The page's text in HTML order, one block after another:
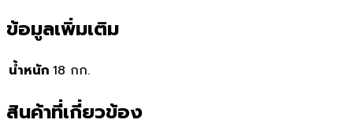
ข้อมูลเพิ่มเติม
น้ำหนัก 18 กก.
สินค้าที่เกี่ยวข้อง